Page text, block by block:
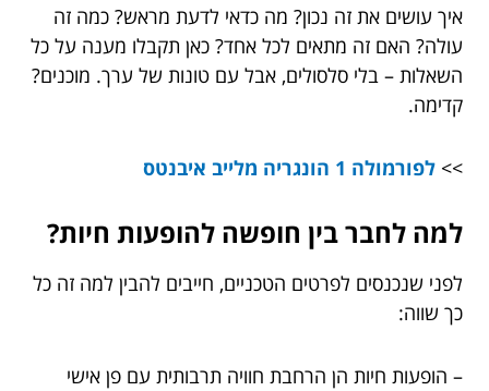
איך עושים את זה נכון? מה כדאי לדעת מראש? כמה זה
עולה? האם זה מתאים לכל אחד? כאן תקבלו מענה על כל
השאלות – בלי סלסולים, אבל עם טונות של ערך. מוכנים?
קדימה.
>> לפורמולה 1 הונגריה מלייב איבנטס
למה לחבר בין חופשה להופעות חיות?
לפני שנכנסים לפרטים הטכניים, חייבים להבין למה זה כל
כך שווה:
– הופעות חיות הן הרחבת חוויה תרבותית עם פן אישי